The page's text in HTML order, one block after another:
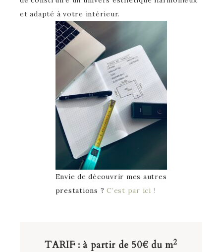
et adapté à votre intérieur.
Envie de découvrir mes autres
prestations ? C’est par ici !
TARIF : à partir de 50€ du m2